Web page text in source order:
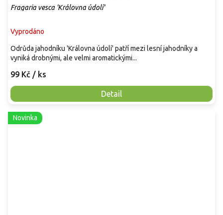
Fragaria vesca 'Královna údolí'
Vyprodáno
99 Kč / ks
Detail
Odrůda jahodníku 'Královna údolí' patří mezi lesní jahodníky a
vyniká drobnými, ale velmi aromatickými...
Novinka